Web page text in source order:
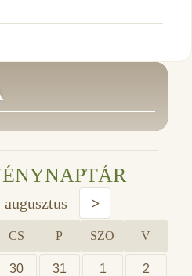
augusztus >
CS P SZO V
30 31 1 2